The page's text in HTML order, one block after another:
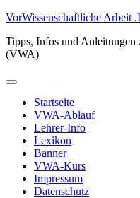
Zum
springen
VorWissenschaftliche Arbeit
Tipps, Infos und
(VWA)
Primäres
Startseite
VWA-Ablauf
Lehrer-Info
Lexikon
Banner
VWA-Kurs
Impressum
Datenschutz